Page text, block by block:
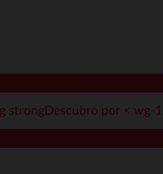
strongDescubro por < wg-